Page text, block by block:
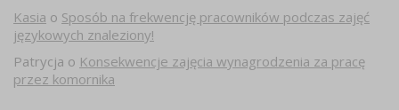
Kasia o Sposób na frekwencję pracowników podczas zajęć
językowych znaleziony!
Patrycja o Konsekwencje zajęcia wynagrodzenia za pracę
przez komornika